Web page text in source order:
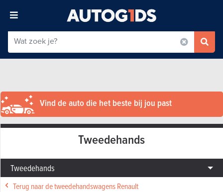
Vind de auto die het beste bij jou past
Tweedehands
Tweedehands
Terug naar de tweedehandswagens Renault